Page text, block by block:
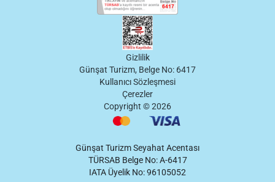
Gizlilik
Günşat Turizm, Belge No: 6417
Kullanıcı Sözleşmesi
Çerezler
Copyright ©2026
Günşat Turizm Seyahat Acentası
TÜRSAB Belge No: A-6417
IATA Üyelik No: 96105052